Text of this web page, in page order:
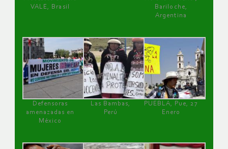
VALE, Brasil
Bariloche,
Argentina
Defensoras
amenazadas en
México
Las Bambas,
Perú
PUEBLA, Pue, 27
Enero